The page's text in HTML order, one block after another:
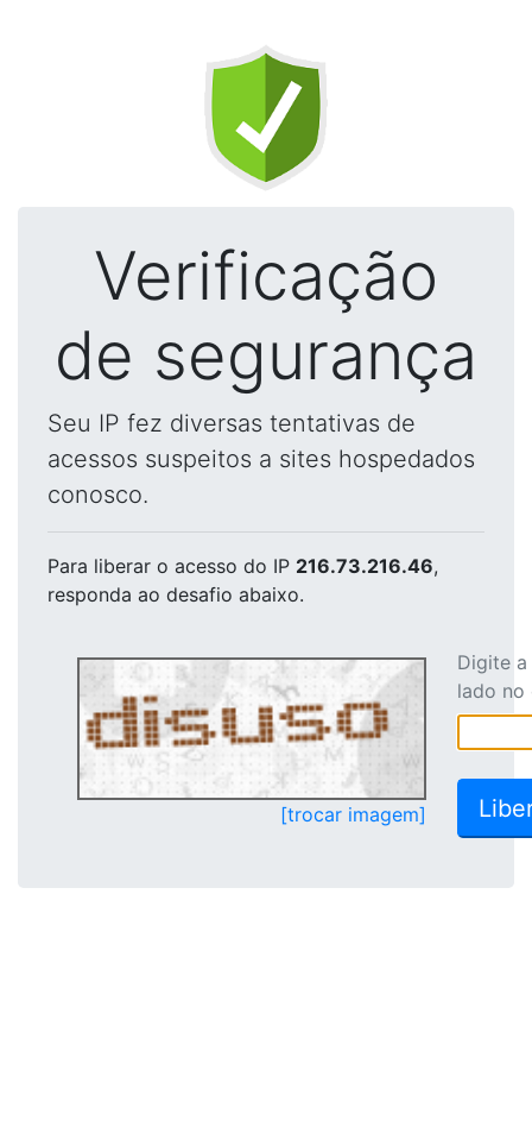
Verificação
de segurança
Seu IP fez diversas tentativas de
acessos suspeitos a sites hospedados
conosco.
Para liberar o acesso do IP 216.73.216.46,
responda ao desafio abaixo.
[trocar imagem]
Digite
lado no